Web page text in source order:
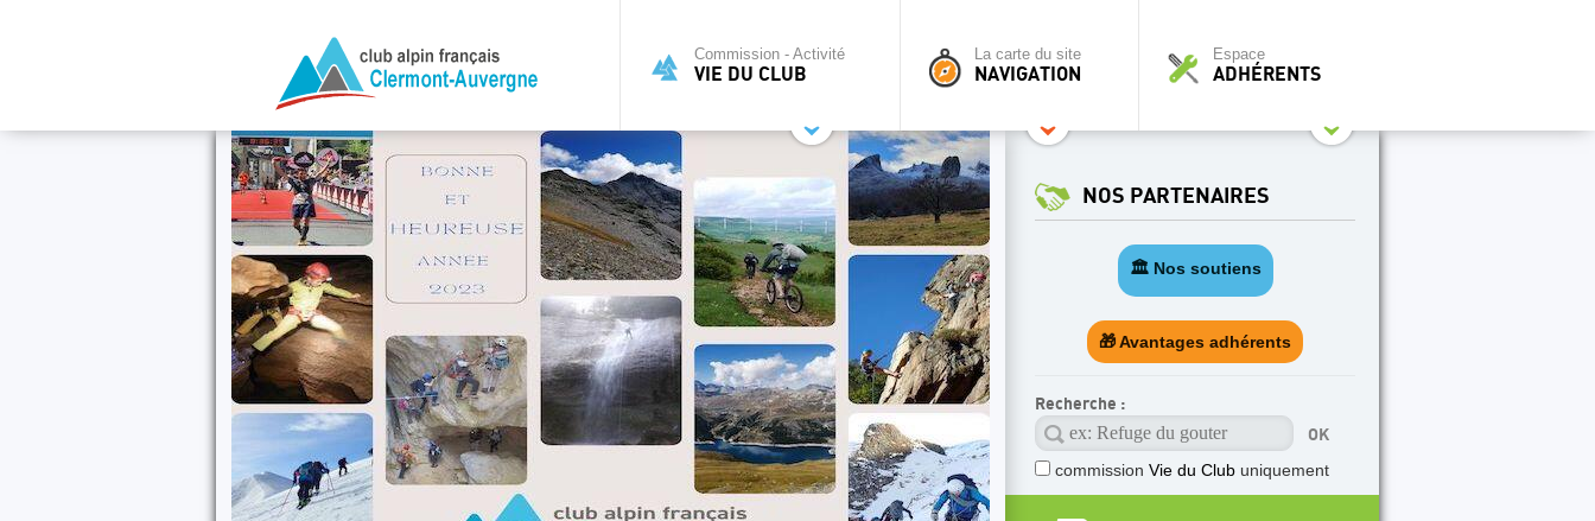
Commission - Activité
VIE DU CLUB
La carte du site
NAVIGATION
Espace
ADHÉRENTS
NOS PARTENAIRES
🏛️ Nos soutiens
🎁 Avantages adhérents
Recherche :
commission Vie du Club uniquement